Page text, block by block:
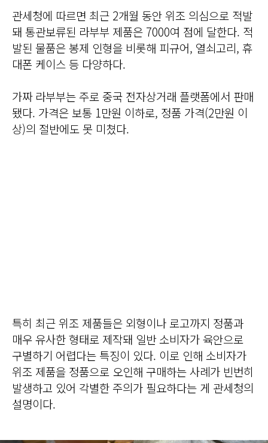
관세청에 따르면 최근 2개월 동안 위조 의심으로 적발
돼 통관보류된 라부부 제품은 7000여 점에 달한다. 적
발된 물품은 봉제 인형을 비롯해 피규어, 열쇠고리, 휴
대폰 케이스 등 다양하다.
가짜 라부부는 주로 중국 전자상거래 플랫폼에서 판매
됐다. 가격은 보통 1만원 이하로, 정품 가격(2만원 이
상)의 절반에도 못 미쳤다.
특히 최근 위조 제품들은 외형이나 로고까지 정품과
매우 유사한 형태로 제작돼 일반 소비자가 육안으로
구별하기 어렵다는 특징이 있다. 이로 인해 소비자가
위조 제품을 정품으로 오인해 구매하는 사례가 빈번히
발생하고 있어 각별한 주의가 필요하다는 게 관세청의
설명이다.